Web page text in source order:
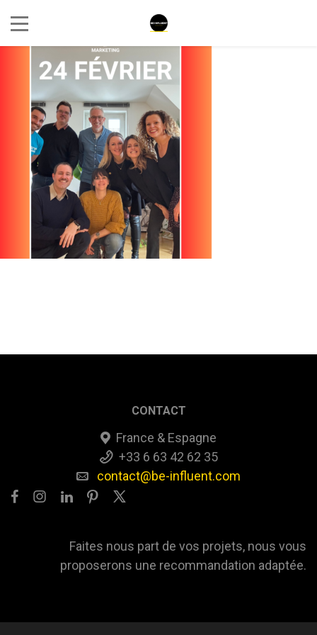
CONTACT
France & Espagne
+33 6 63 42 62 35
contact@be-influent.com
Faites nous part de vos projets, nous vous
proposerons une recommandation adaptée.